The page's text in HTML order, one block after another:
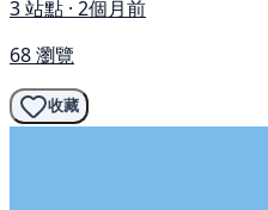
3 站點 · 2個月前
68 瀏覽
收藏